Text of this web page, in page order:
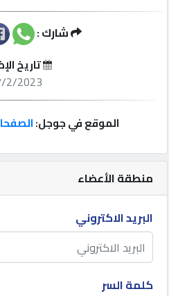
إعلانات
كيو
نمبر
كيو
كارز
منطقة الأعضاء
البريد الاكتروني
كلمة السر
شارك :
تاريخ
2/2023
الموقع في جوجل: